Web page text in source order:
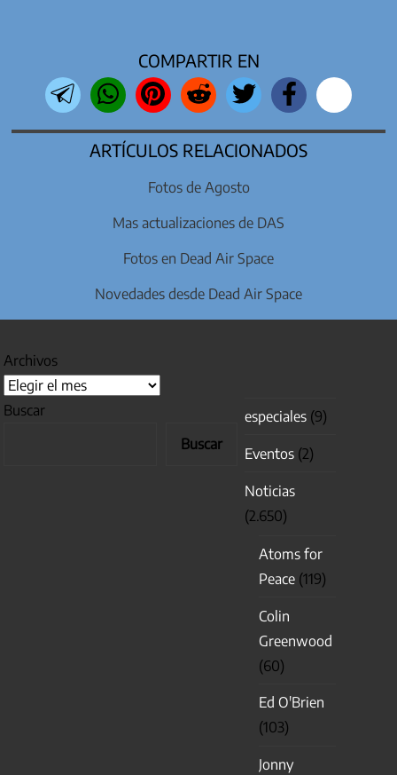
COMPARTIR EN
ARTÍCULOS RELACIONADOS
Fotos de Agosto
Mas actualizaciones de DAS
Fotos en Dead Air Space
Novedades desde Dead Air Space
Archivos
Buscar
Buscar
especiales (9)
Eventos (2)
Noticias
(2.650)
Atoms for
Peace (119)
Colin
Greenwood
(60)
Ed O'Brien
(103)
Jonny